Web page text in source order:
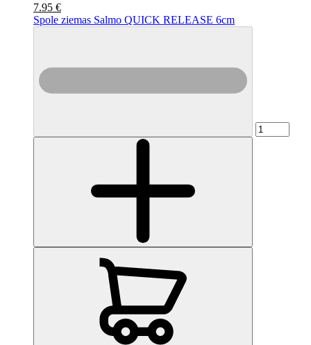
7.95 €
Spole ziemas Salmo QUICK RELEASE 6cm